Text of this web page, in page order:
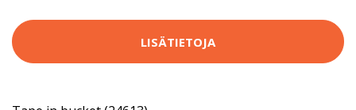
LISÄTIETOJA